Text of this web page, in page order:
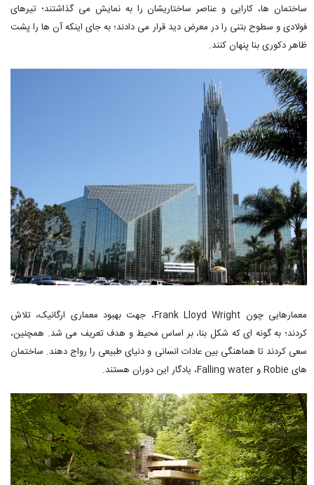
ساختمان ها، کارایی و عناصر ساختاری­شان را به نمایش می گذاشتند؛ تیرهای
فولادی و سطوح بتنی را در معرض دید قرار می دادند؛ به جای اینکه آن ها را پشت
ظاهر دکوری بنا پنهان کنند.
معمارهایی چون Frank Lloyd Wright، جهت بهبود معماری ارگانیک، تلاش
کردند؛ به گونه ای که شکل بنا، بر اساس محیط و هدف تعریف می شد. همچنین،
سعی کردند تا هماهنگی بین عادات انسانی و دنیای طبیعی را رواج دهند. ساختمان
های Robie و Falling water، یادگار این دوران هستند.